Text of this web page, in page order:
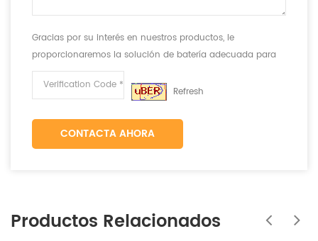
Gracias por su interés en nuestros productos, le
proporcionaremos la solución de batería adecuada para
cumplir con sus requisitos.
Refresh
CONTACTA AHORA
Productos Relacionados